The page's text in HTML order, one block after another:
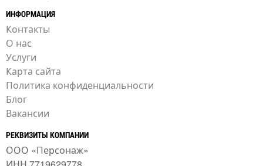
ИНФОРМАЦИЯ
Контакты
О нас
Услуги
Карта сайта
Политика конфиденциальности
Блог
Вакансии
РЕКВИЗИТЫ КОМПАНИИ
ООО «Персонаж»